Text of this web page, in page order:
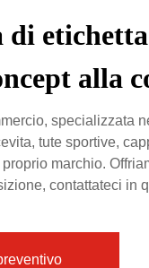
alla
specializzata
tute sportive,
marchio.
contattateci in